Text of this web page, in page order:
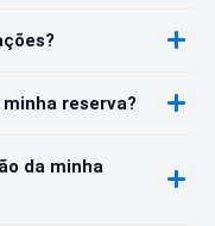
reserva?
da minha